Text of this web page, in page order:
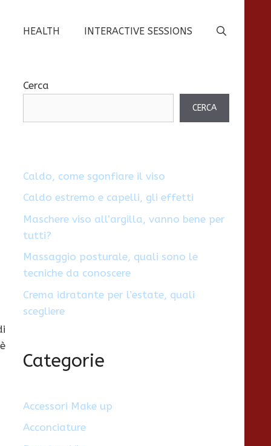
HEALTH INTERACTIVE SESSIONS
Cerca
CERCA
Caldo, come sgonfiare il viso
Caldo estremo e capelli, gli effetti
Maschere viso all’argilla, vanno bene per
tutti?
Massaggio posturale, quali sono le
tecniche da conoscere
Crema idratante per l’estate, quali
scegliere
Categorie
Accessori Make up
Acconciature